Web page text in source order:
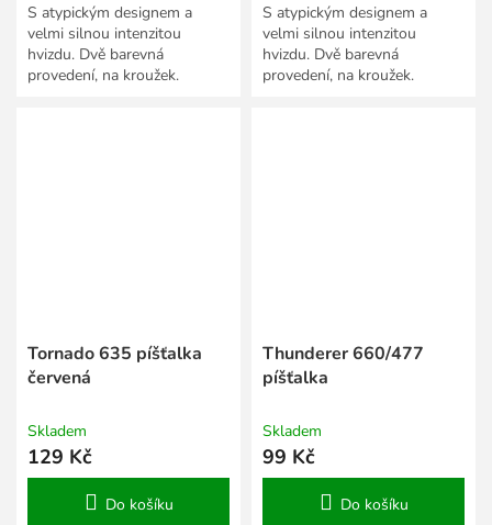
S atypickým designem a
velmi silnou intenzitou
hvizdu. Dvě barevná
provedení, na kroužek.
S atypickým designem a
velmi silnou intenzitou
hvizdu. Dvě barevná
provedení, na kroužek.
Tornado 635 píšťalka
červená
Skladem
129 Kč
Do košíku
Thunderer 660/477
píšťalka
Skladem
99 Kč
Do košíku